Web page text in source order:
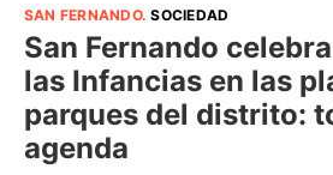
SAN FERNANDO.SOCIEDAD
San Fernando
las Infancias en las
parques del distrito:
agenda